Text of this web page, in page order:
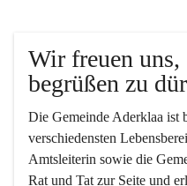
Wir freuen
begrüßen zu
Die Gemeinde Aderklaa ist
verschiedensten
Amtsleiterin sowie die
Rat und Tat zur Seite und